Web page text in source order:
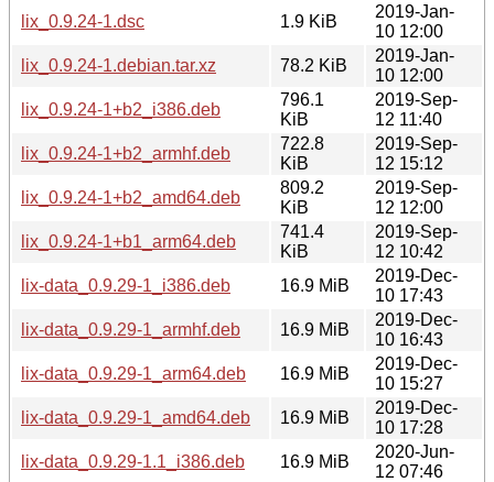
lix_0.9.24-1.dsc
1.9 KiB
2019-Jan-
10 12:00
lix_0.9.24-1.debian.tar.xz
78.2 KiB
2019-Jan-
10 12:00
lix_0.9.24-1+b2_i386.deb
796.1
KiB
2019-Sep-
12 11:40
lix_0.9.24-1+b2_armhf.deb
722.8
KiB
2019-Sep-
12 15:12
lix_0.9.24-1+b2_amd64.deb
809.2
KiB
2019-Sep-
12 12:00
lix_0.9.24-1+b1_arm64.deb
741.4
KiB
2019-Sep-
12 10:42
lix-data_0.9.29-1_i386.deb
16.9 MiB
2019-Dec-
10 17:43
lix-data_0.9.29-1_armhf.deb
16.9 MiB
2019-Dec-
10 16:43
lix-data_0.9.29-1_arm64.deb
16.9 MiB
2019-Dec-
10 15:27
lix-data_0.9.29-1_amd64.deb
16.9 MiB
2019-Dec-
10 17:28
lix-data_0.9.29-1.1_i386.deb
16.9 MiB
2020-Jun-
12 07:46